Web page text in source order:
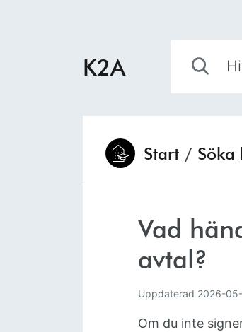
K2A
Du är här:Start / Söka
Vad
avtal?
Uppdaterad 2026-
Om du inte